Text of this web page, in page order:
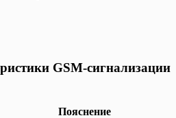
GSM-сигнализации
Пояснение